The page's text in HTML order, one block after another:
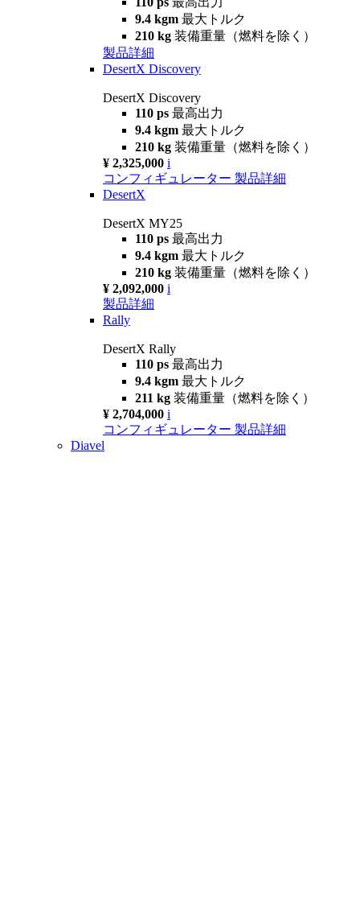
9.4 kgm 最大トルク
210 kg 装備重量（燃料を除く）
製品詳細
DesertX Discovery
DesertX Discovery
110 ps 最高出力
9.4 kgm 最大トルク
210 kg 装備重量（燃料を除く）
¥ 2,325,000 i
コンフィギュレーター 製品詳細
DesertX
DesertX MY25
110 ps 最高出力
9.4 kgm 最大トルク
210 kg 装備重量（燃料を除く）
¥ 2,092,000 i
製品詳細
Rally
DesertX Rally
110 ps 最高出力
9.4 kgm 最大トルク
211 kg 装備重量（燃料を除く）
¥ 2,704,000 i
コンフィギュレーター 製品詳細
Diavel